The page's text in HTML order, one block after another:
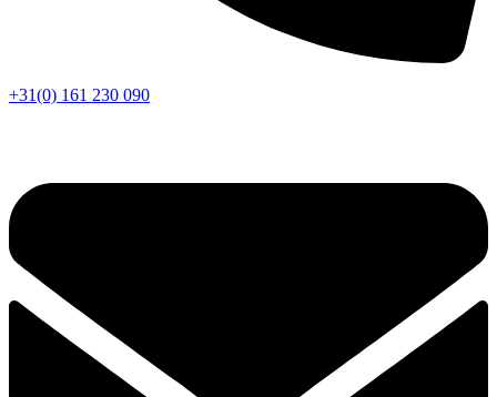
+31(0) 161 230 090